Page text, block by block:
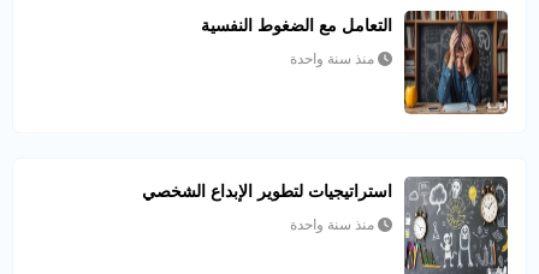
التعامل مع الضغوط النفسية
منذ سنة واحدة
استراتيجيات لتطوير الإبداع الشخصي
منذ سنة واحدة